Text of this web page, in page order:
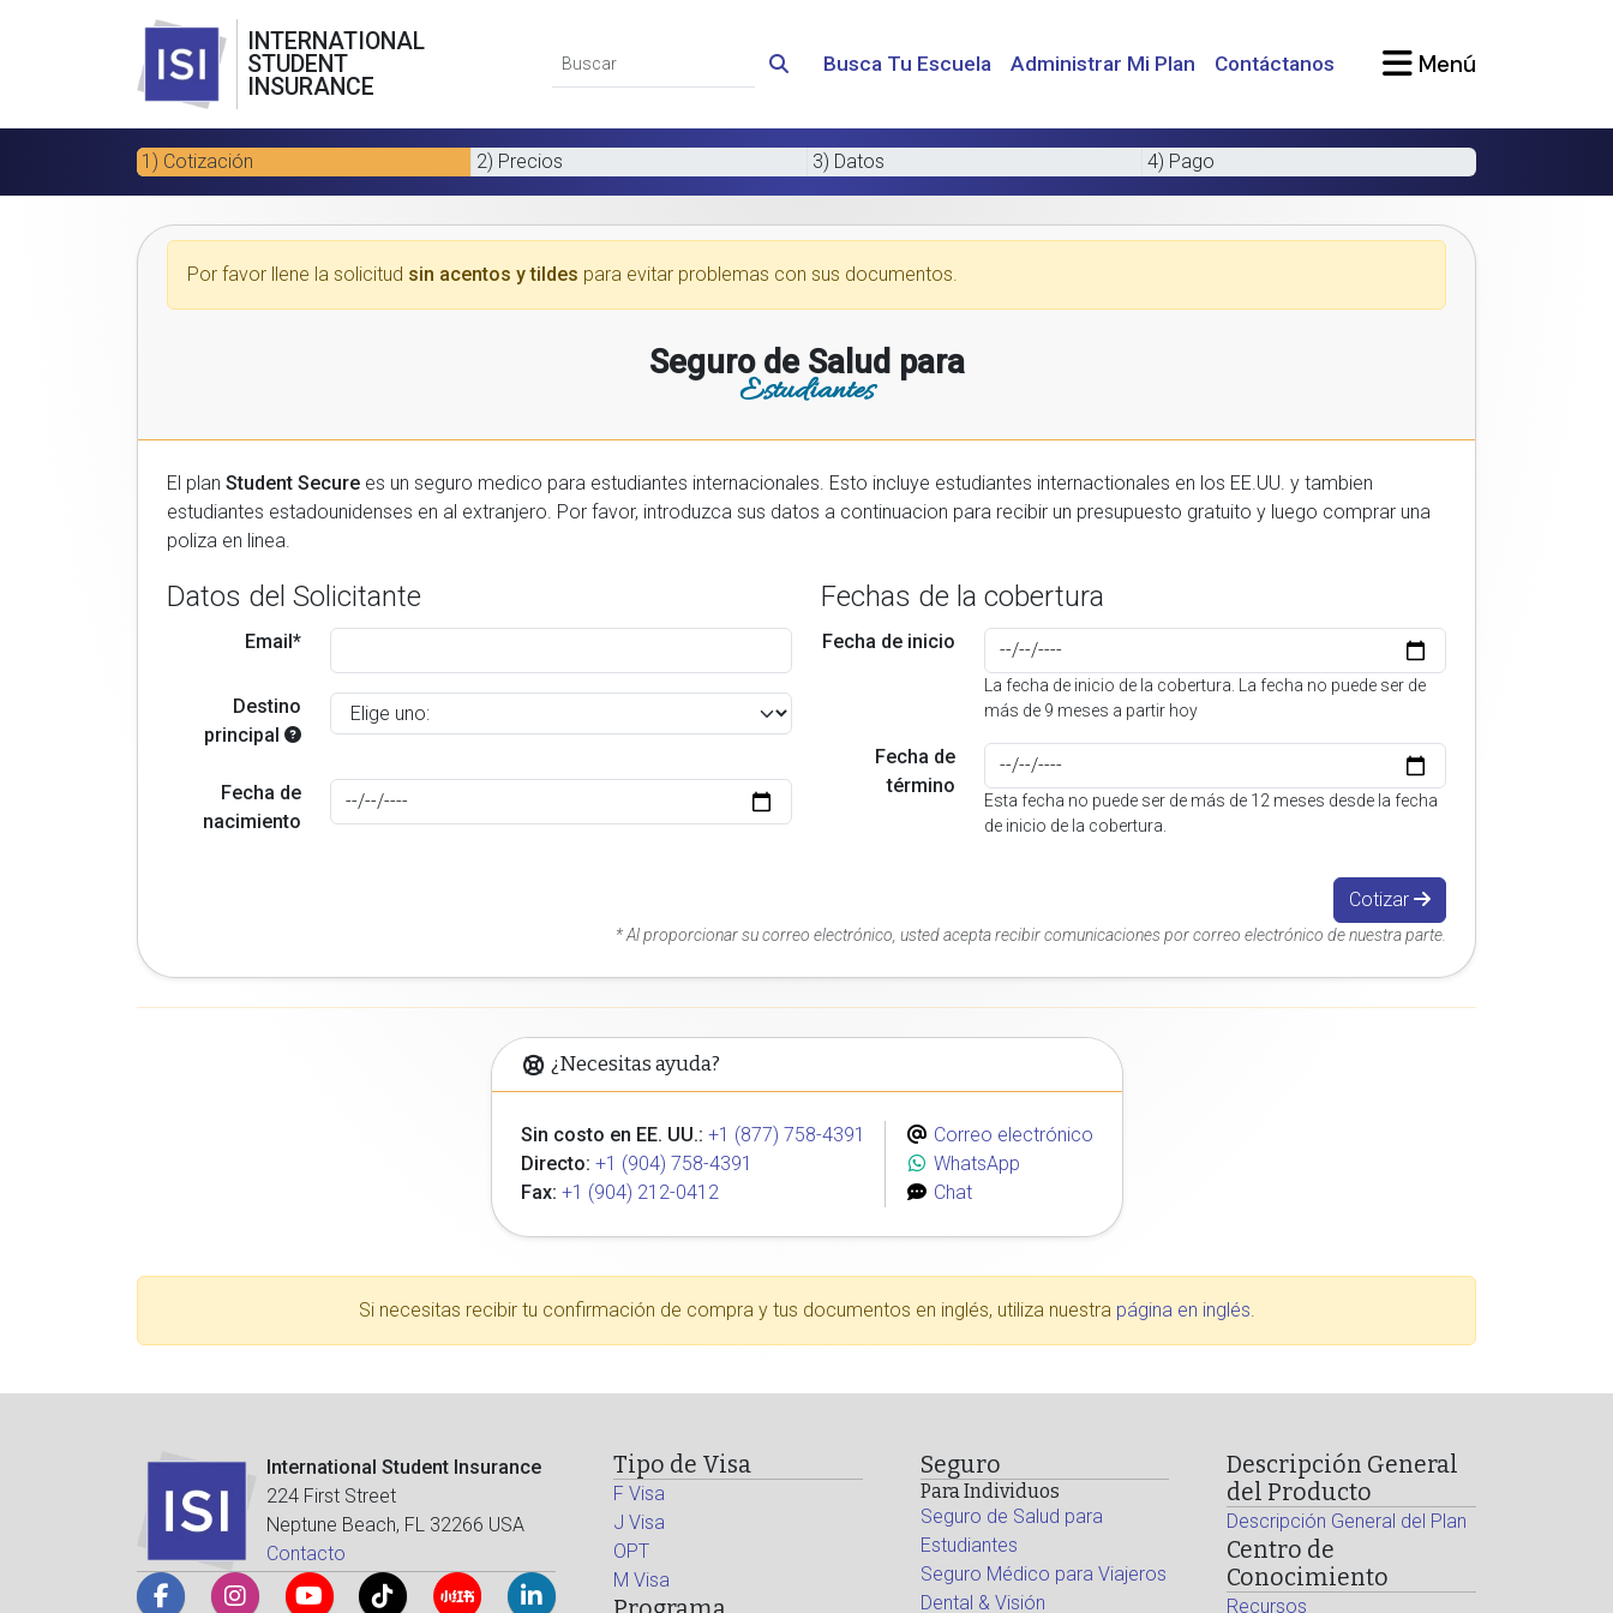
INTERNATIONAL
STUDENT
INSURANCE
Busca Tu Escuela Administrar Mi Plan Contáctanos Menú
1) Cotización 2) Precios 3) Datos 4) Pago
Por favor llene la solicitud sin acentos y tildes para evitar problemas con sus documentos.
Seguro de Salud para
Estudiantes
El plan Student Secure es un seguro medico para estudiantes internacionales. Esto incluye estudiantes internactionales en los EE.UU. y tambien
estudiantes estadounidenses en al extranjero. Por favor, introduzca sus datos a continuacion para recibir un presupuesto gratuito y luego comprar una
poliza en linea.
Datos del Solicitante
Email*
Destino
principal
Fecha de
nacimiento
Fechas de la cobertura
Fecha de inicio
La fecha de inicio de la cobertura. La fecha no puede ser de
más de 9 meses a partir hoy
Fecha de
término
Esta fecha no puede ser de más de 12 meses desde la fecha
de inicio de la cobertura.
Cotizar
* Al proporcionar su correo electrónico, usted acepta recibir comunicaciones por correo electrónico de nuestra parte.
¿Necesitas ayuda?
Sin costo en EE. UU.: +1 (877) 758-4391
Directo: +1 (904) 758-4391
Fax: +1 (904) 212-0412
Correo electrónico
WhatsApp
Chat
Si necesitas recibir tu confirmación de compra y tus documentos en inglés, utiliza nuestra página en inglés.
International Student Insurance
224 First Street
Neptune Beach, FL 32266 USA
Contacto
Tipo de Visa
F Visa
J Visa
OPT
M Visa
Seguro
Para Individuos
Seguro de Salud para
Estudiantes
Seguro Médico para Viajeros
Dental & Visión
Descripción General
del Producto
Descripción General del Plan
Centro de
Conocimiento
Recursos